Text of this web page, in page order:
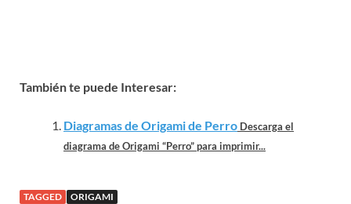
También te puede Interesar:
Diagramas de Origami de Perro Descarga el
diagrama de Origami “Perro” para imprimir...
TAGGED ORIGAMI